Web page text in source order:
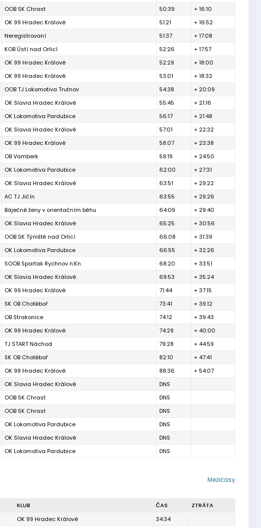
OOB SK Chrast 50:39
+ 16:10
OK 99 Hradec Králové 51:21
+ 16:52
Neregistrovaní 51:37
+ 17:08
KOB Ústí nad Orlicí 52:26
+ 17:57
OK 99 Hradec Králové 52:29
+ 18:00
OK 99 Hradec Králové 53:01
+ 18:32
OOB TJ Lokomotiva Trutnov 54:38
+ 20:09
OK Slavia Hradec Králové 55:45
+ 21:16
OK Lokomotiva Pardubice 56:17
+ 21:48
OK Slavia Hradec Králové 57:01
+ 22:32
OK 99 Hradec Králové 58:07
+ 23:38
OB Vamberk 59:19
+ 24:50
OK Lokomotiva Pardubice 62:00
+ 27:31
OK Slavia Hradec Králové 63:51
+ 29:22
AC TJ Jičín 63:55
+ 29:26
Báječné ženy v orientačním běhu 64:09
+ 29:40
OK Slavia Hradec Králové 65:25
+ 30:56
OOB SK Týniště nad Orlicí 66:08
+ 31:39
OK Lokomotiva Pardubice 66:55
+ 32:26
SOOB Spartak Rychnov n.Kn. 68:20
+ 33:51
OK Slavia Hradec Králové 69:53
+ 35:24
OK 99 Hradec Králové 71:44
+ 37:15
SK OB Chotěboř 73:41
+ 39:12
OB Strakonice 74:12
+ 39:43
OK 99 Hradec Králové 74:29
+ 40:00
TJ START Náchod 79:28
+ 44:59
SK OB Chotěboř 82:10
+ 47:41
OK 99 Hradec Králové 88:36
+ 54:07
OK Slavia Hradec Králové
DNS
OOB SK Chrast
DNS
OOB SK Chrast
DNS
OK Lokomotiva Pardubice
DNS
OK Slavia Hradec Králové
DNS
OK Lokomotiva Pardubice DNS
Mezičasy
KLUB ČAS
ZTRÁTA
OK 99 Hradec Králové
34:34